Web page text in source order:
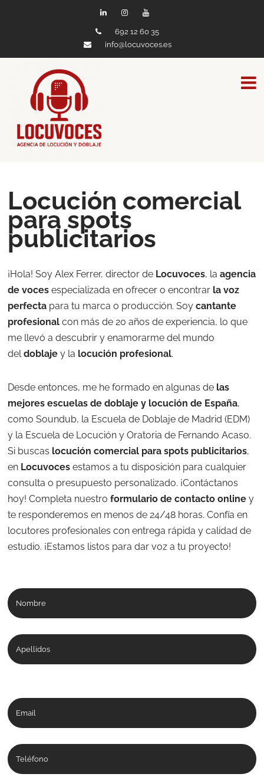
692 12 60 35
info@locuvoces.es
Locución comercial
para spots
publicitarios
¡Hola! Soy Alex Ferrer, director de Locuvoces, laagencia
de voces especializada en ofrecer o encontrar la voz
perfecta para tu marca o producción. Soycantante
profesional con más de 20 años de experiencia, lo que
me llevó a descubrir y enamorarme del mundo
deldoblaje y la locución profesional.
Desde entonces, me he formado en algunas de las
mejores escuelas de doblaje y locución de España,
como Soundub, la Escuela de Doblaje de Madrid (EDM)
y la Escuela de Locución y Oratoria de Fernando Acaso.
Si buscas locución comercial para spots publicitarios,
en Locuvoces estamos a tu disposición para cualquier
consulta o presupuesto personalizado. ¡Contáctanos
hoy! Completa nuestroformulario de contacto online y
te responderemos en menos de 24/48 horas. Confía en
locutores profesionales con entrega rápida y calidad de
estudio. ¡Estamos listos para dar voz a tu proyecto!